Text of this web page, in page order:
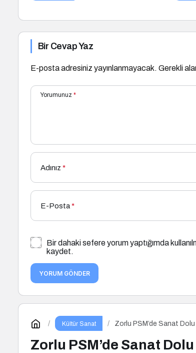
Bir Cevap Yaz
E-posta adresiniz yayınlanmayacak. Gerekli
Yorumunuz *
Adınız *
E-Posta*
Bir dahaki sefere yorum yaptığımda
kaydet.
YORUM GÖNDER
Kültür Sanat Zorlu PSM’de Sanat
Zorlu PSM’de Sanat